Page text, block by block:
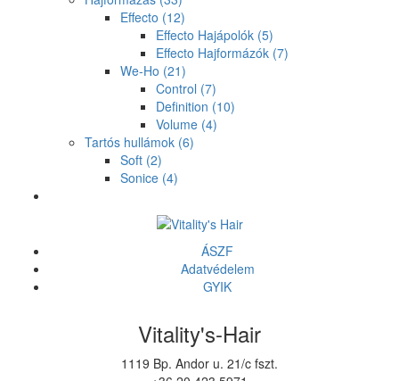
Effecto (12)
Effecto Hajápolók (5)
Effecto Hajformázók (7)
We-Ho (21)
Control (7)
Definition (10)
Volume (4)
Tartós hullámok (6)
Soft (2)
Sonice (4)
ÁSZF
Adatvédelem
GYIK
Vitality's-Hair
1119 Bp. Andor u. 21/c fszt.